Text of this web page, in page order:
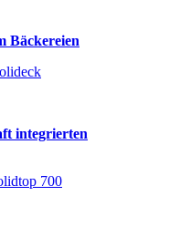
Bäckereien
integrierten